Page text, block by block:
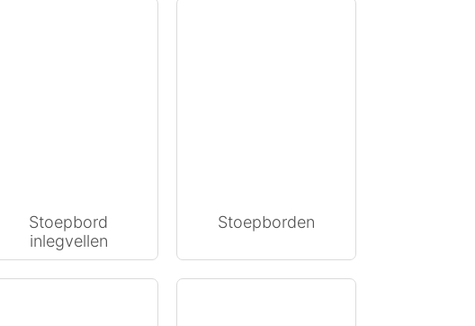
Stoepbord
inlegvellen
Stoepborden